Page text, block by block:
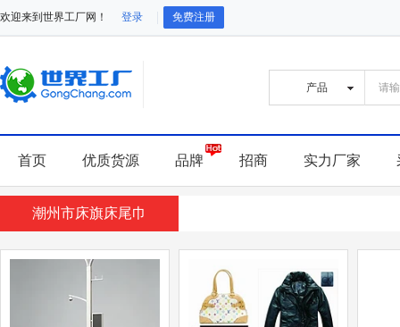
欢迎来到世界工厂网！ 登录 免费注册
首页 优质货源 品牌 招商 实力厂家
潮州市床旗床尾巾